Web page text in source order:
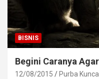
BISNIS
Begini Caranya
12/08/2015 Purba